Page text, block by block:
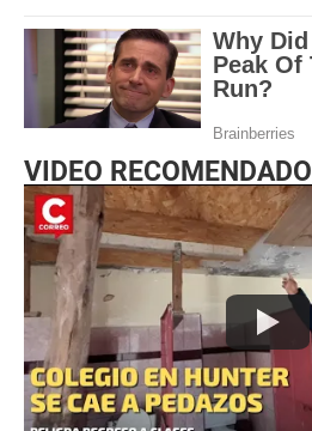
VIDEO RECOMENDADO